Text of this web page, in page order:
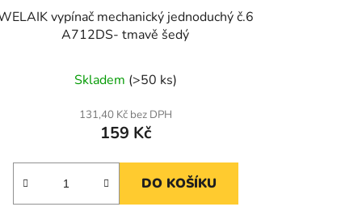
vypínač mechanický jednoduchý č.6
A712DS- tmavě šedý
Skladem (>50 ks)
131,40 Kč bez DPH
159 Kč
DO KOŠÍKU